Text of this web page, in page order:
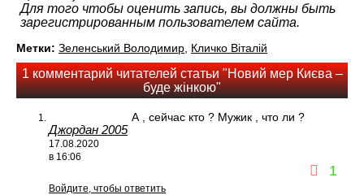
Для того чтобы оценить запись, вы должны быть
зарегистрированным пользователем сайта.
Метки: Зеленський Володимир, Кличко Віталій
1 комментарий читателей статьи "Новий мер Києва –
буде жінкою"
Джордан 2005
17.08.2020
в 16:06
А , сейчас кто ? Мужик , что ли ?
1
Войдите, чтобы ответить